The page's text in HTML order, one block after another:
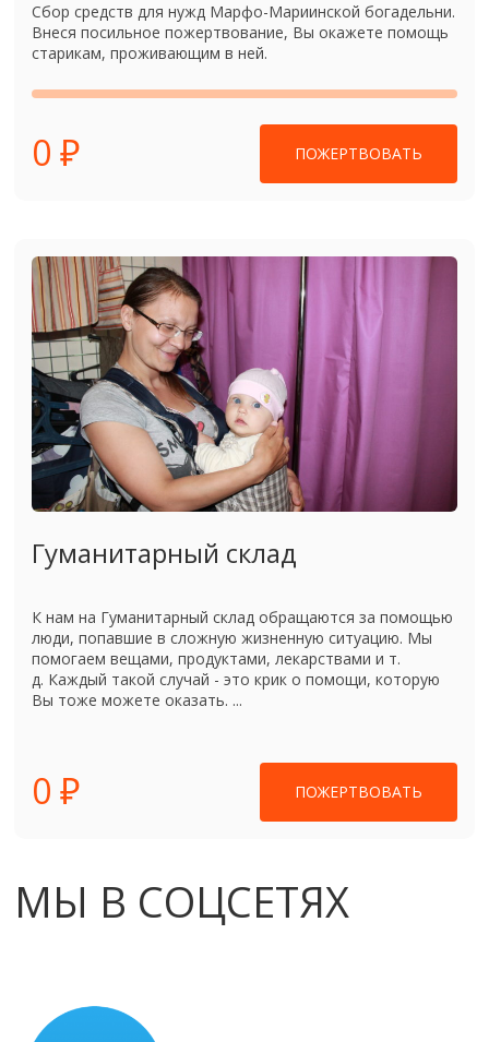
Сбор средств для нужд Марфо-Мариинской богадельни.
Внеся посильное пожертвование, Вы окажете помощь
старикам, проживающим в ней.
0 ₽ ПОЖЕРТВОВАТЬ
Гуманитарный склад
К нам на Гуманитарный склад обращаются за помощью
люди, попавшие в сложную жизненную ситуацию. Мы
помогаем вещами, продуктами, лекарствами и т.
д. Каждый такой случай - это крик о помощи, которую
Вы тоже можете оказать. ...
0 ₽ ПОЖЕРТВОВАТЬ
МЫ В СОЦСЕТЯХ